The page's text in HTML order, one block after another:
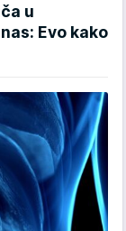
u
Evo kako